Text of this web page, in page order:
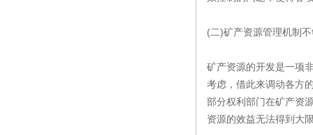
(二)矿产资源管理机制
矿产资源的开发是一项
考虑，借此来调动各方
部分权利部门在矿产资
资源的效益无法得到大